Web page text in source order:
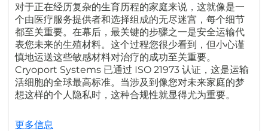
对于正在经历复杂的生育历程的家庭来说，这就像是一
个由医疗服务提供者和选择组成的无尽迷宫，每个细节
都至关重要。在幕后，最关键的步骤之一是安全运输代
表您未来的生殖材料。这个过程您很少看到，但小心谨
慎地运送这些敏感材料对治疗的成功至关重要。
Cryoport Systems 已通过 ISO 21973 认证，这是运输
活细胞的全球最高标准。当涉及到像您对未来家庭的梦
想这样的个人隐私时，这种合规性就显得尤为重要。
更多信息